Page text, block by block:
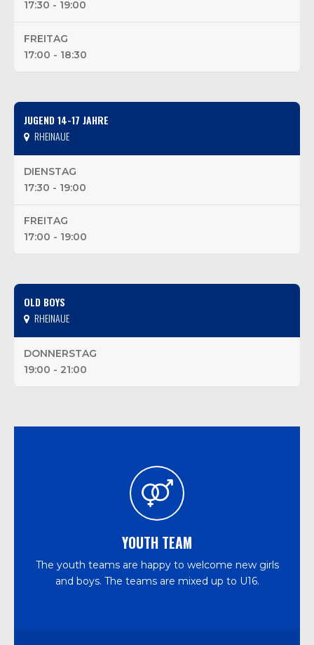
17:30 - 19:00
FREITAG
17:00 - 18:30
JUGEND 14-17 JAHRE
RHEINAUE
DIENSTAG
17:30 - 19:00
FREITAG
17:00 - 19:00
OLD BOYS
RHEINAUE
DONNERSTAG
19:00 - 21:00
YOUTH TEAM
The youth teams are happy to welcome new girls
and boys. The teams are mixed up to U16.